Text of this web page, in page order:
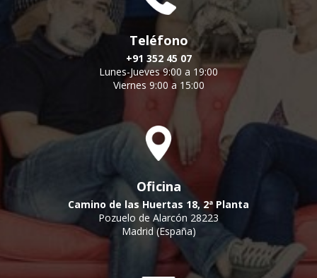
Teléfono
+91 352 45 07
Lunes-Jueves 9:00 a 19:00
Viernes 9:00 a 15:00
Oficina
Camino de las Huertas 18, 2ª Planta
Pozuelo de Alarcón 28223
Madrid (España)